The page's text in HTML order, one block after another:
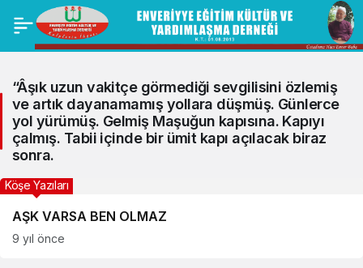
“Âşık uzun vakitçe görmediği sevgilisini özlemiş
ve artık dayanamamış yollara düşmüş. Günlerce
yol yürümüş. Gelmiş Maşuğun kapısına. Kapıyı
çalmış. Tabii içinde bir ümit kapı açılacak biraz
sonra.
AŞK VARSA BEN OLMAZ
Köşe Yazıları
9 yıl önce